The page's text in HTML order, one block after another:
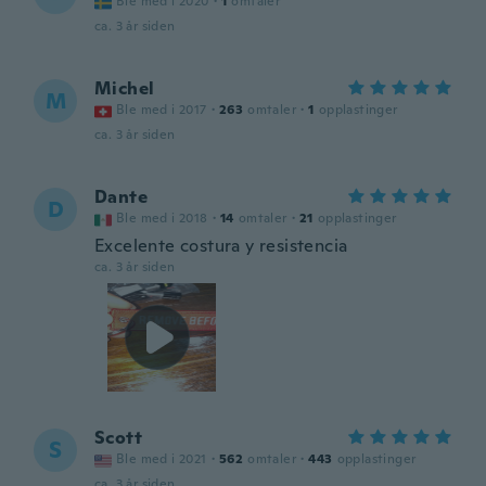
ca. 3 år siden
M Michel
Ble med i 2017 · 263 omtaler · 1 opplastinger
ca. 3 år siden
D Dante
Ble med i 2018 · 14 omtaler · 21 opplastinger
Excelente costura y resistencia
ca. 3 år siden
S Scott
Ble med i 2021 · 562 omtaler · 443 opplastinger